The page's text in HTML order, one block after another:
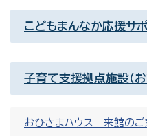
こどもまんなか応援サ
子育て支援拠点施設（お
おひさまハウス 来館のご